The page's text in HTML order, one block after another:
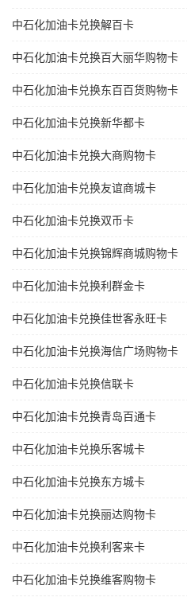
中石化加油卡兑换解百卡
中石化加油卡兑换百大丽华购物卡
中石化加油卡兑换东百百货购物卡
中石化加油卡兑换新华都卡
中石化加油卡兑换大商购物卡
中石化加油卡兑换友谊商城卡
中石化加油卡兑换双币卡
中石化加油卡兑换锦辉商城购物卡
中石化加油卡兑换利群金卡
中石化加油卡兑换佳世客永旺卡
中石化加油卡兑换海信广场购物卡
中石化加油卡兑换信联卡
中石化加油卡兑换青岛百通卡
中石化加油卡兑换乐客城卡
中石化加油卡兑换东方城卡
中石化加油卡兑换丽达购物卡
中石化加油卡兑换利客来卡
中石化加油卡兑换维客购物卡